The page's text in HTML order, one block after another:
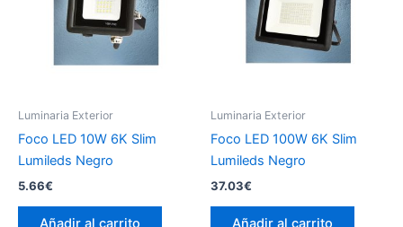
Luminaria Exterior
Foco LED 10W 6K Slim
Lumileds Negro
5.66€
Añadir al carrito
Luminaria Exterior
Foco LED 100W 6K Slim
Lumileds Negro
37.03€
Añadir al carrito